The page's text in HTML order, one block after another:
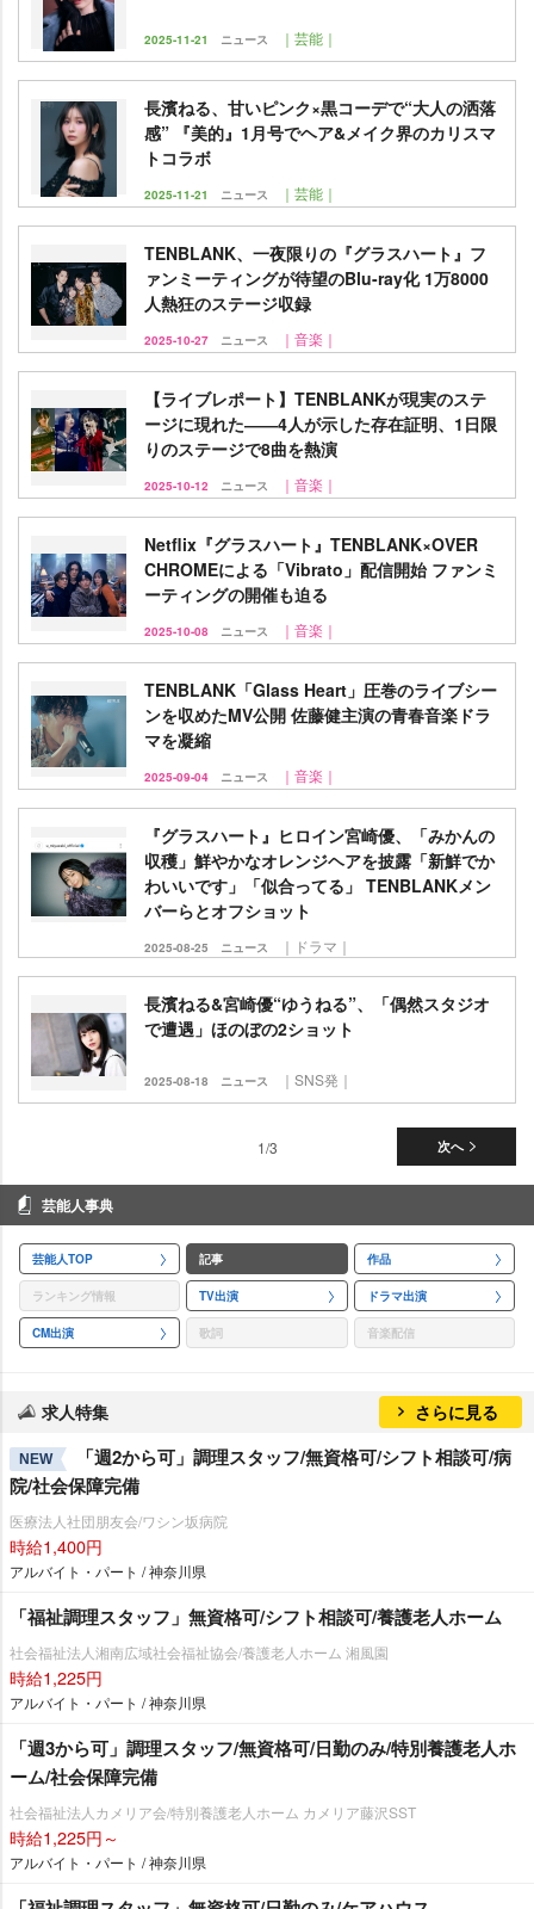
2025-11-21 ニュース ｜芸能｜
長濱ねる、甘いピンク×黒コーデで“大人の洒落
感” 『美的』1月号でヘア&メイク界のカリスマ
トコラボ
2025-11-21 ニュース ｜芸能｜
TENBLANK、一夜限りの『グラスハート』フ
ァンミーティングが待望のBlu-ray化 1万8000
人熱狂のステージ収録
2025-10-27 ニュース ｜音楽｜
【ライブレポート】TENBLANKが現実のステ
ージに現れた――4人が示した存在証明、1日限
りのステージで8曲を熱演
2025-10-12 ニュース ｜音楽｜
Netflix『グラスハート』TENBLANK×OVER
CHROMEによる「Vibrato」配信開始 ファンミ
ーティングの開催も迫る
2025-10-08 ニュース ｜音楽｜
TENBLANK「Glass Heart」圧巻のライブシー
ンを収めたMV公開 佐藤健主演の青春音楽ドラ
マを凝縮
2025-09-04 ニュース ｜音楽｜
『グラスハート』ヒロイン宮崎優、「みかんの
収穫」鮮やかなオレンジヘアを披露「新鮮でか
わいいです」「似合ってる」 TENBLANKメン
バーらとオフショット
2025-08-25 ニュース ｜ドラマ｜
長濱ねる&宮崎優“ゆうねる”、「偶然スタジオ
で遭遇」ほのぼの2ショット
2025-08-18 ニュース ｜SNS発｜
次へ
1/3
芸能人事典
芸能人TOP 記事 作品
ランキング情報 TV出演 ドラマ出演
CM出演 歌詞 音楽配信
求人特集 さらに見る
NEW
「週2から可」調理スタッフ/無資格可/シフト相談可/病
院/社会保障完備
医療法人社団朋友会/ワシン坂病院
時給1,400円
アルバイト・パート / 神奈川県
「福祉調理スタッフ」無資格可/シフト相談可/養護老人ホーム
社会福祉法人湘南広域社会福祉協会/養護老人ホーム 湘風園
時給1,225円
アルバイト・パート / 神奈川県
「週3から可」調理スタッフ/無資格可/日勤のみ/特別養護老人ホ
ーム/社会保障完備
社会福祉法人カメリア会/特別養護老人ホーム カメリア藤沢SST
時給1,225円～
アルバイト・パート / 神奈川県